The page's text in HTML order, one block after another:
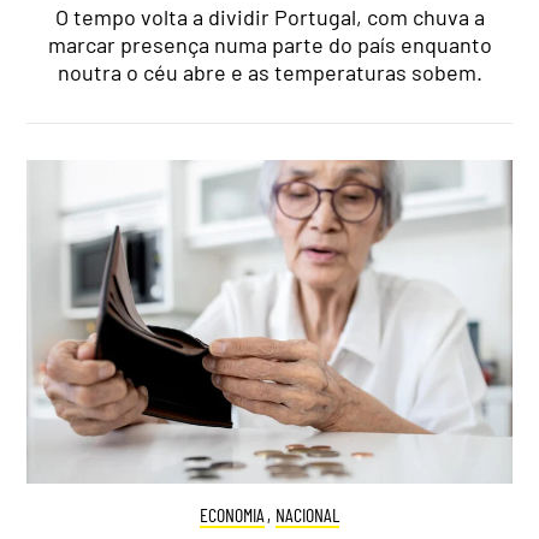
O tempo volta a dividir Portugal, com chuva a
marcar presença numa parte do país enquanto
noutra o céu abre e as temperaturas sobem.
ECONOMIA , NACIONAL